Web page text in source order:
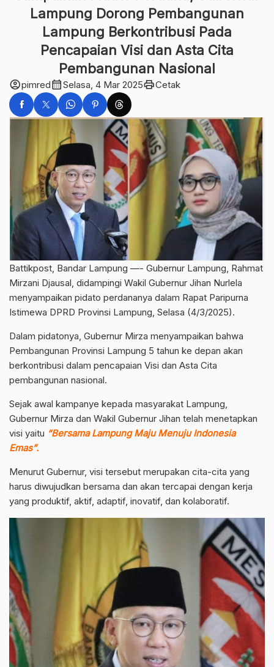
Lampung Dorong Pembangunan
Lampung Berkontribusi Pada
Pencapaian Visi dan Asta Cita
Pembangunan Nasional
account_circlepimredcalendar_monthSelasa, 4 Mar 2025printCetak
Battikpost, Bandar Lampung —- Gubernur Lampung, Rahmat
Mirzani Djausal, didampingi Wakil Gubernur Jihan Nurlela
menyampaikan pidato perdananya dalam Rapat Paripurna
Istimewa DPRD Provinsi Lampung, Selasa (4/3/2025).
Dalam pidatonya, Gubernur Mirza menyampaikan bahwa
Pembangunan Provinsi Lampung 5 tahun ke depan akan
berkontribusi dalam pencapaian Visi dan Asta Cita
pembangunan nasional.
Sejak awal kampanye kepada masyarakat Lampung,
Gubernur Mirza dan Wakil Gubernur Jihan telah menetapkan
visi yaitu “Bersama Lampung Maju Menuju Indonesia
Emas”.
Menurut Gubernur, visi tersebut merupakan cita-cita yang
harus diwujudkan bersama dan akan tercapai dengan kerja
yang produktif, aktif, adaptif, inovatif, dan kolaboratif.